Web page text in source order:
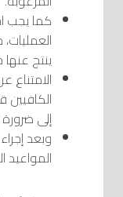
كما يجب
ينتج
الامتناع
الكافيين
إلى
وبعد